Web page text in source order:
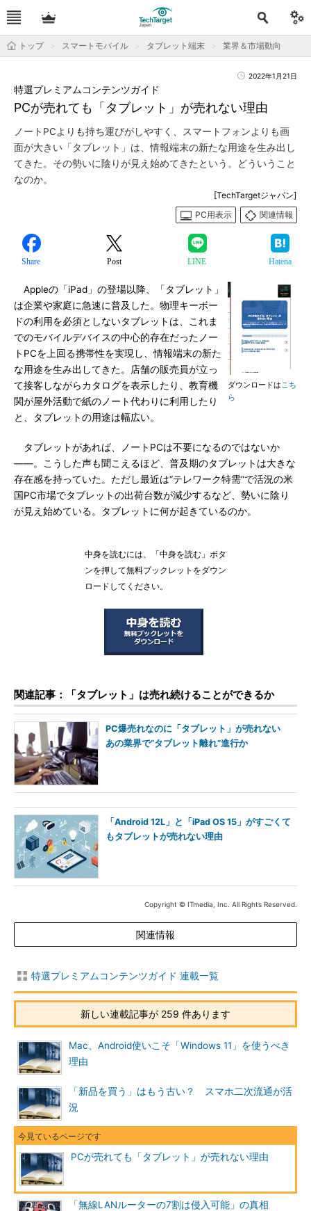
トップ スマートモバイル タブレット端末 業界＆市場動向
2022年1月21日
PCが売れても「タブレット」が売れない理由
特選プレミアムコンテンツガイド
ノートPCよりも持ち運びがしやすく、スマートフォンよりも画
面が大きい「タブレット」は、情報端末の新たな用途を生み出し
てきた。その勢いに陰りが見え始めてきたという。どういうこと
なのか。
[TechTargetジャパン]
PC用表示
関連情報
Share Post LINE Hatena
ダウンロードはこち
ら
Appleの「iPad」の登場以降、「タブレット」
は企業や家庭に急速に普及した。物理キーボー
ドの利用を必須としないタブレットは、これま
でのモバイルデバイスの中心的存在だったノー
トPCを上回る携帯性を実現し、情報端末の新た
な用途を生み出してきた。店舗の販売員が立っ
て接客しながらカタログを表示したり、教育機
関が屋外活動で紙のノート代わりに利用したり
と、タブレットの用途は幅広い。
タブレットがあれば、ノートPCは不要になるのではないか
――。こうした声も聞こえるほど、普及期のタブレットは大きな
存在感を持っていた。ただし最近は“テレワーク特需”で活況の米
国PC市場でタブレットの出荷台数が減少するなど、勢いに陰り
が見え始めている。タブレットに何が起きているのか。
中身を読むには、「中身を読む」ボタ
ンを押して無料ブックレットをダウン
ロードしてください。
関連記事：「タブレット」は売れ続けることができるか
PC爆売れなのに「タブレット」が売れない
あの業界で“タブレット離れ”進行か
「Android 12L」と「iPad OS 15」がすごくて
もタブレットが売れない理由
Copyright © ITmedia, Inc. All Rights Reserved.
関連情報
特選プレミアムコンテンツガイド 連載一覧
新しい連載記事が 259 件あります
Mac、Android使いこそ「Windows 11」を使うべき
理由
「新品を買う」はもう古い？ スマホ二次流通が活
況
PCが売れても「タブレット」が売れない理由
「無線LANルーターの7割は侵入可能」の真相